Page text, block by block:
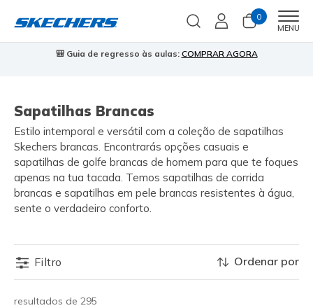
0
MENU
🎒 Guia de regresso às aulas: COMPRAR AGORA
Sapatilhas Brancas
Estilo intemporal e versátil com a coleção de sapatilhas
Skechers brancas. Encontrarás opções casuais e
sapatilhas de golfe brancas de homem para que te foques
apenas na tua tacada. Temos sapatilhas de corrida
brancas e sapatilhas em pele brancas resistentes à água,
sente o verdadeiro conforto.
Filtro
resultados de 295
Ordenar por